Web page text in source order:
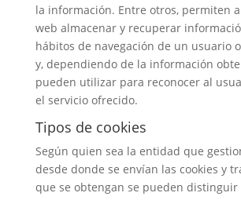
la información. Entre otros, permiten
web almacenar y recuperar
hábitos de navegación de un usuario
y, dependiendo de la información
pueden utilizar para reconocer al
el servicio ofrecido.
Tipos de cookies
Según quien sea la entidad que
desde donde se envían las cookies y
que se obtengan se pueden distinguir